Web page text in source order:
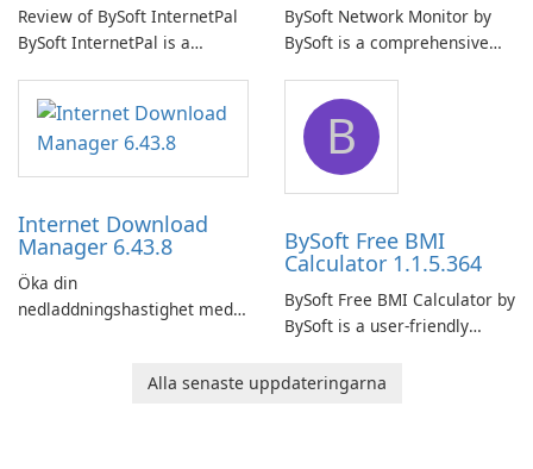
Review of BySoft InternetPal
BySoft InternetPal is a
application designed to
monitor your internet
connection and provide real-
time insights into its
BySoft Network Monitor by
BySoft is a comprehensive
designed to help businesses
effectively manage their
network infrastructure.
Internet Download
Manager 6.43.8
Öka din
nedladdningshastighet med
B
BySoft Free BMI
Calculator 1.1.5.364
BySoft Free BMI Calculator by
BySoft is a user-friendly
designed to help you
Alla senaste uppdateringarna